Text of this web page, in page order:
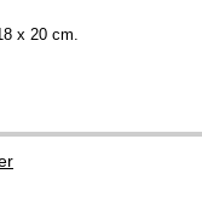
x 20 cm.